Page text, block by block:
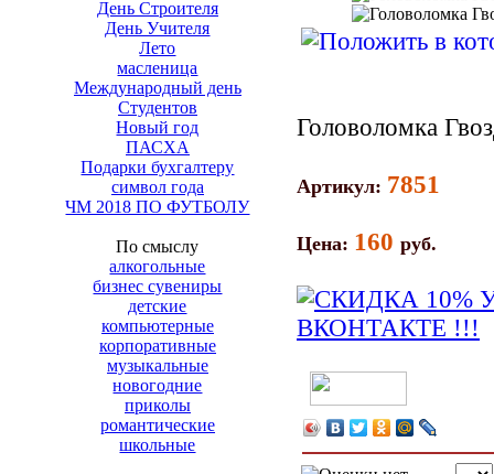
День Строителя
День Учителя
Лето
масленица
Международный день
Студентов
Новый год
ПАСХА
Подарки бухгалтеру
символ года
ЧМ 2018 ПО ФУТБОЛУ
По смыслу
алкогольные
бизнес сувениры
детские
компьютерные
корпоративные
музыкальные
новогодние
приколы
романтические
школьные
Головоломка
Артикул: 7851
Цена: 160 руб.